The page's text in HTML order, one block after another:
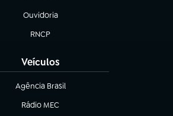
Ouvidoria
(abre em nova aba)
RNCP
(abre em nova aba)
Veículos
Agência Brasil
(abre em nova aba)
Rádio MEC